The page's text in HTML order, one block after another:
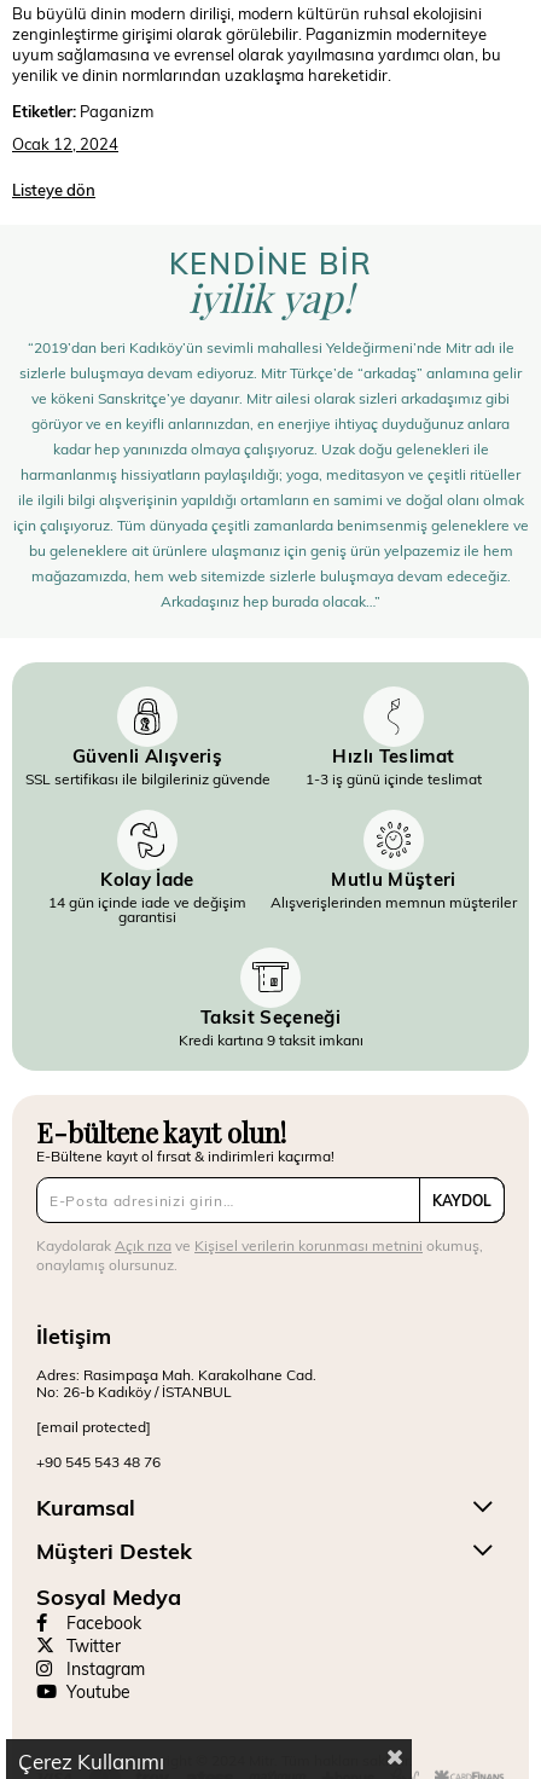
Bu büyülü dinin modern dirilişi, modern kültürün ruhsal ekolojisini
zenginleştirme girişimi olarak görülebilir. Paganizmin moderniteye
uyum sağlamasına ve evrensel olarak yayılmasına yardımcı olan, bu
yenilik ve dinin normlarından uzaklaşma hareketidir.
Etiketler: Paganizm
Ocak 12, 2024
Listeye dön
KENDİNE BİR
iyilik yap!
“2019’dan beri Kadıköy’ün sevimli mahallesi Yeldeğirmeni’nde Mitr adı ile
sizlerle buluşmaya devam ediyoruz. Mitr Türkçe’de “arkadaş” anlamına gelir
ve kökeni Sanskritçe’ye dayanır. Mitr ailesi olarak sizleri arkadaşımız gibi
görüyor ve en keyifli anlarınızdan, en enerjiye ihtiyaç duyduğunuz anlara
kadar hep yanınızda olmaya çalışıyoruz. Uzak doğu gelenekleri ile
harmanlanmış hissiyatların paylaşıldığı; yoga, meditasyon ve çeşitli ritüeller
ile ilgili bilgi alışverişinin yapıldığı ortamların en samimi ve doğal olanı olmak
için çalışıyoruz. Tüm dünyada çeşitli zamanlarda benimsenmiş geleneklere ve
bu geleneklere ait ürünlere ulaşmanız için geniş ürün yelpazemiz ile hem
mağazamızda, hem web sitemizde sizlerle buluşmaya devam edeceğiz.
Arkadaşınız hep burada olacak…”
Güvenli Alışveriş
SSL sertifikası ile bilgileriniz güvende
Hızlı Teslimat
1-3 iş günü içinde teslimat
Kolay İade
14 gün içinde iade ve değişim
garantisi
Mutlu Müşteri
Alışverişlerinden memnun müşteriler
Taksit Seçeneği
Kredi kartına 9 taksit imkanı
E-bültene kayıt olun!
E-Bültene kayıt ol fırsat & indirimleri kaçırma!
KAYDOL
Kaydolarak Açık rızave Kişisel verilerin korunması metnini okumuş,
onaylamış olursunuz.
İletişim
Adres: Rasimpaşa Mah. Karakolhane Cad.
No: 26-b Kadıköy / İSTANBUL
[email protected]
+90 545 543 48 76
Kuramsal
Müşteri Destek
Sosyal Medya
Facebook
Twitter
Instagram
Youtube
Copyright © 2024 Mitr. Tüm hakları saklıdır.
Çerez Kullanımı